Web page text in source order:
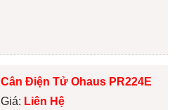
Cân Điện Tử Ohaus PR224E
Giá: Liên Hệ